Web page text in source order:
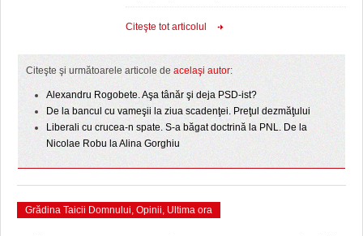
Citeşte tot articolul
Citeşte şi următoarele articole de acelaşi autor:
Alexandru Rogobete. Aşa tânăr şi deja PSD-ist?
De la bancul cu vameşii la ziua scadenţei. Preţul dezmăţului
Liberali cu crucea-n spate. S-a băgat doctrină la PNL. De la
Nicolae Robu la Alina Gorghiu
Grădina Taicii Domnului, Opinii, Ultima ora